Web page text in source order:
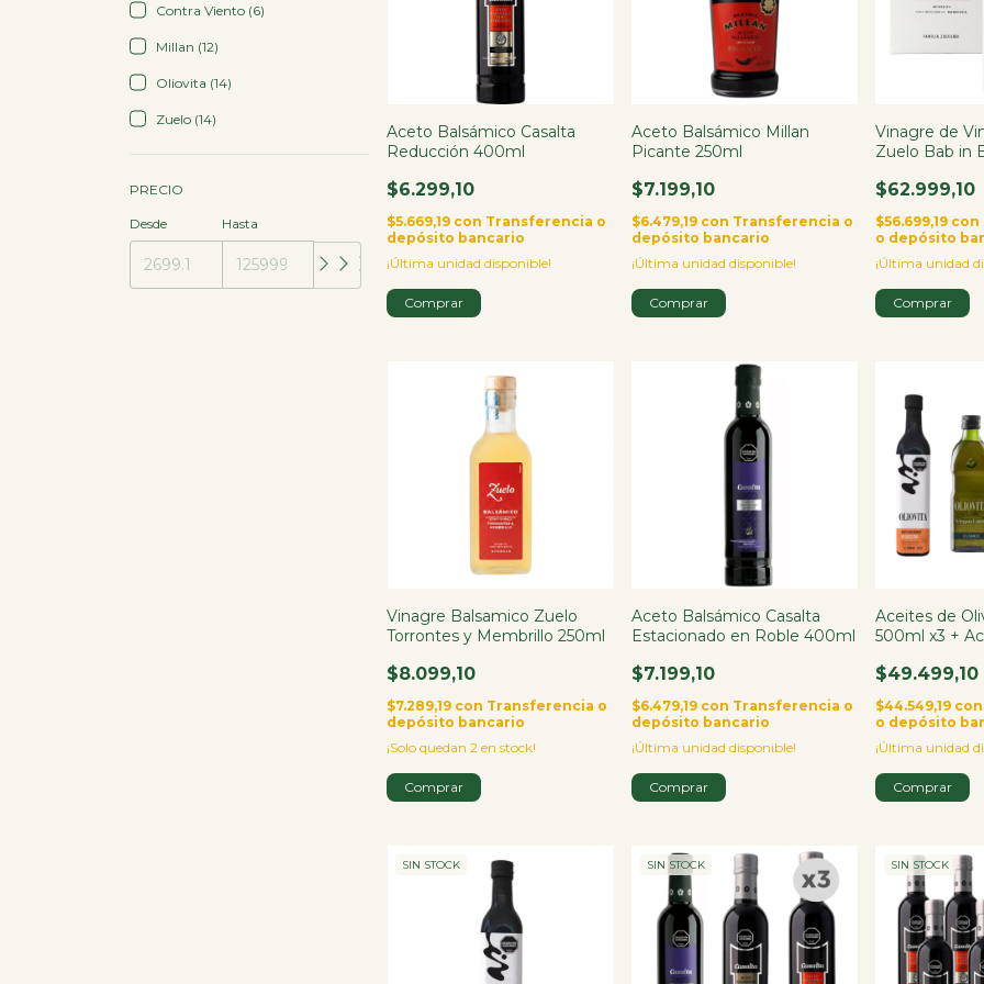
Contra Viento (6)
Millan (12)
Oliovita (14)
Zuelo (14)
PRECIO
Desde Hasta
Aceto Balsámico Casalta
Reducción 400ml
$6.299,10
$5.669,19 con Transferencia o
depósito bancario
¡Última unidad disponible!
Aceto Balsámico Millan
Picante 250ml
$7.199,10
$6.479,19 con Transferencia o
depósito bancario
¡Última unidad disponible!
Vinagre de
Zuelo Bab in
$62.999,10
$56.699,19 con
o depósito
¡Última unidad
Vinagre Balsamico Zuelo
Torrontes y Membrillo 250ml
$8.099,10
$7.289,19 con Transferencia o
depósito bancario
¡Solo quedan2 en stock!
Aceto Balsámico Casalta
Estacionado en Roble 400ml
$7.199,10
$6.479,19 con Transferencia o
depósito bancario
¡Última unidad disponible!
Aceites de
500ml x3 +
$49.499,10
$44.549,19 con
o depósito
¡Última unidad
SIN STOCK SIN STOCK SIN STOCK